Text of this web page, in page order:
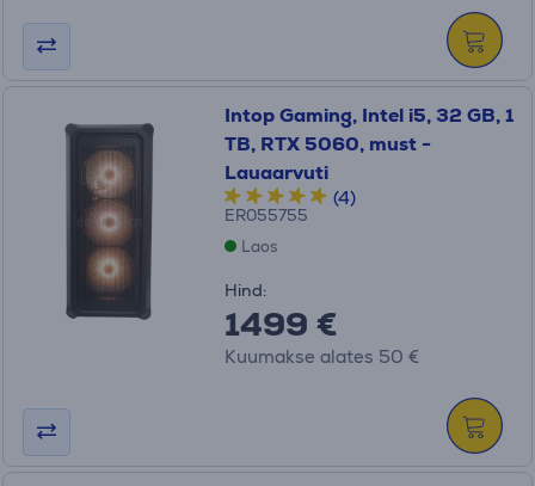
Intop Gaming, Intel i5, 32 GB, 1
TB, RTX 5060, must -
Lauaarvuti
(4)
ER055755
Laos
Hind:
1499 €
Kuumakse alates 50 €